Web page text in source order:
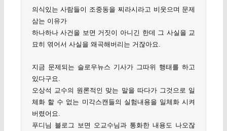
의식있는 사람들이 조중동을 찌라시라고 비웃으며 문제
삼는 이유가
하나하나 사건을 보면 거짓이 아니긴 한데 그 사실을 교
묘히 엮어서 사실을 왜곡해버리는 거잖아요.
지금 문제되는 슬로우뉴스 기사가 그따위 행태를 하고
있다구요.
오상석 교수의 원론적인 맞는 말을 따다가 그것으로 일
체화 할 수 없는 미각스캔들의 실험내용을 일체화 시켜
버렸어요.
푸디님 블로그 보면 오교수님과 통화한 내용도 나오잖